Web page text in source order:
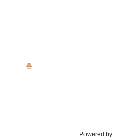
홈
Powered by